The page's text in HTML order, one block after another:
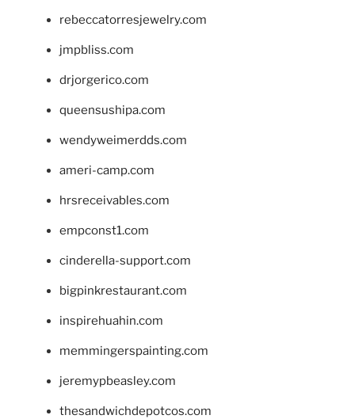
rebeccatorresjewelry.com
jmpbliss.com
drjorgerico.com
queensushipa.com
wendyweimerdds.com
ameri-camp.com
hrsreceivables.com
empconst1.com
cinderella-support.com
bigpinkrestaurant.com
inspirehuahin.com
memmingerspainting.com
jeremypbeasley.com
thesandwichdepotcos.com